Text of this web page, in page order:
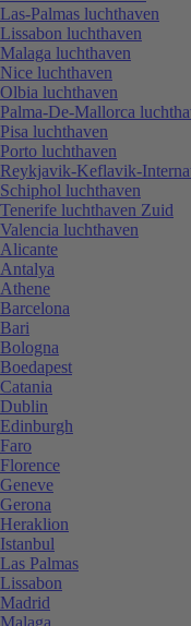
Las-Palmas luchthaven
Lissabon luchthaven
Malaga luchthaven
Nice luchthaven
Olbia luchthaven
Palma-De-Mallorca
Pisa luchthaven
Porto luchthaven
Reykjavik-Keflavik-
Schiphol luchthaven
Tenerife luchthaven Zuid
Valencia luchthaven
Alicante
Antalya
Athene
Barcelona
Bari
Bologna
Boedapest
Catania
Dublin
Edinburgh
Faro
Florence
Geneve
Gerona
Heraklion
Istanbul
Las Palmas
Lissabon
Madrid
Malaga